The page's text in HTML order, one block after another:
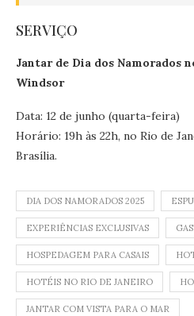
SERVIÇO
Jantar de Dia dos Namorados
Windsor
Data: 12 de junho (quarta-feira)
Horário: 19h às 22h, no Rio de
Brasília.
DIA DOS NAMORADOS 2025
EXPERIÊNCIAS EXCLUSIVAS
HOSPEDAGEM PARA CASAIS
HOTÉIS NO RIO DE JANEIRO
JANTAR COM VISTA PARA O MAR